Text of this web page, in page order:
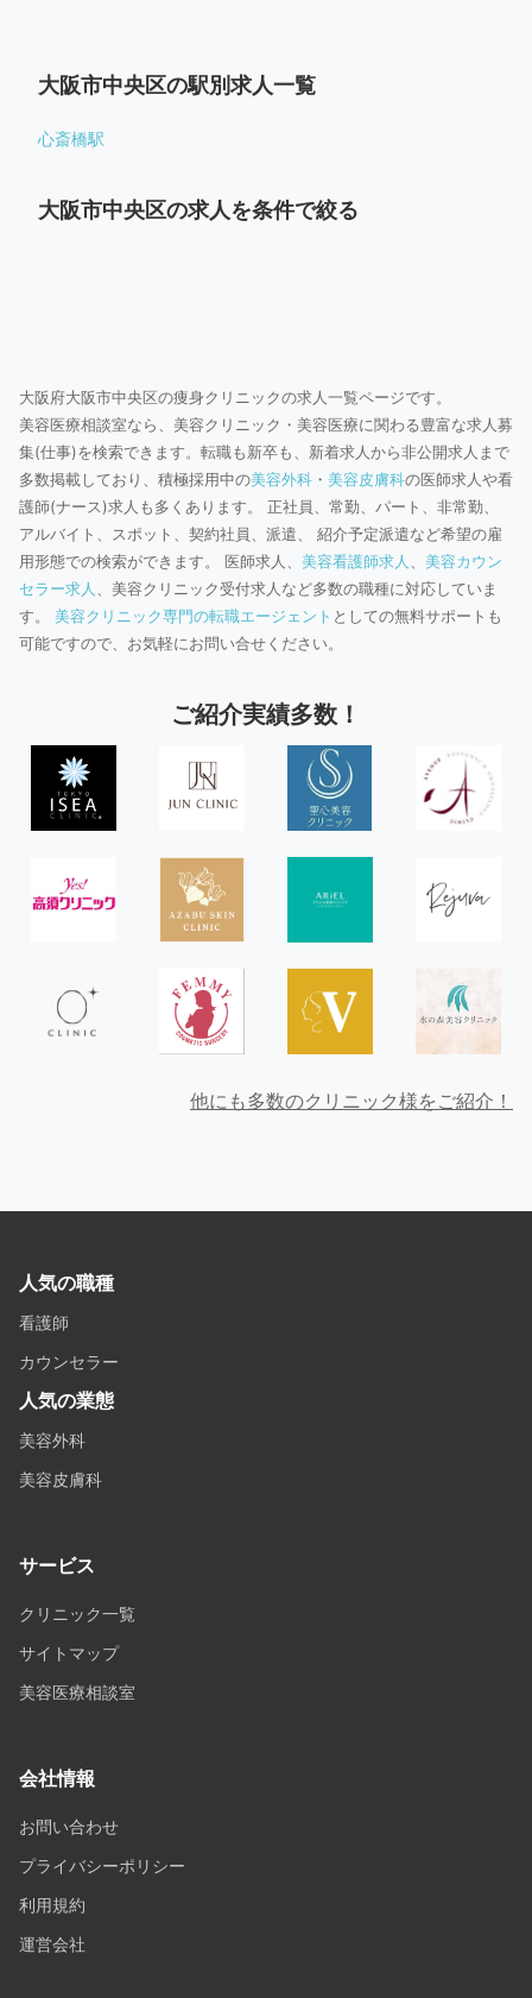
大阪市中央区の駅別求人一覧
心斎橋駅
大阪市中央区の求人を条件で絞る
大阪府大阪市中央区の痩身クリニックの求人一覧ページです。
美容医療相談室なら、美容クリニック・美容医療に関わる豊富な求人募
集(仕事)を検索できます。転職も新卒も、新着求人から非公開求人まで
多数掲載しており、積極採用中の美容外科 ・ 美容皮膚科の医師求人や看
護師(ナース)求人も多くあります。 正社員、常勤、パート、非常勤、
アルバイト、スポット、契約社員、派遣、 紹介予定派遣など希望の雇
用形態での検索ができます。 医師求人、 美容看護師求人
美容カウン
セラー求人
、美容クリニック受付求人など多数の職種に対応していま
す。 美容クリニック専門の転職エージェント としての無料サポートも
可能ですので、お気軽にお問い合せください。
ご紹介実績多数！
他にも多数のクリニック様をご紹介！
人気の職種
看護師
カウンセラー
人気の業態
美容外科
美容皮膚科
サービス
クリニック一覧
サイトマップ
美容医療相談室
会社情報
お問い合わせ
プライバシーポリシー
利用規約
運営会社